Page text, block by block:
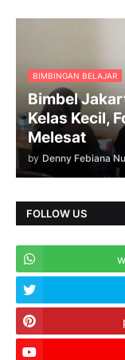
BIMBINGAN BELAJAR
Bimbel
Kelas Kecil,
Melesat
by Denny Febiana
FOLLOW US